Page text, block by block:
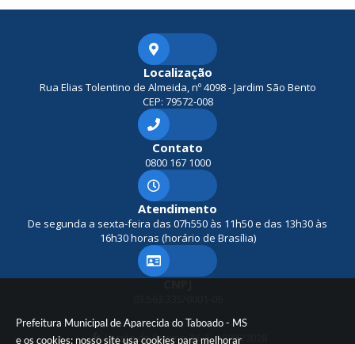
Prefeitura Municipal de Aparecida do Taboado - MS
e os cookies: nosso site usa cookies para melhorar
Localização
Rua Elias Tolentino de Almeida, nº 4098 - Jardim São Bento
CEP: 79572-008
Contato
0800 167 1000
Atendimento
De segunda a sexta-feira das 07h550 às 11h50 e das 13h30 às
16h30 horas (horário de Brasília)
CNPJ
Versão do Sistema:3.5.3 - 19/06/2026